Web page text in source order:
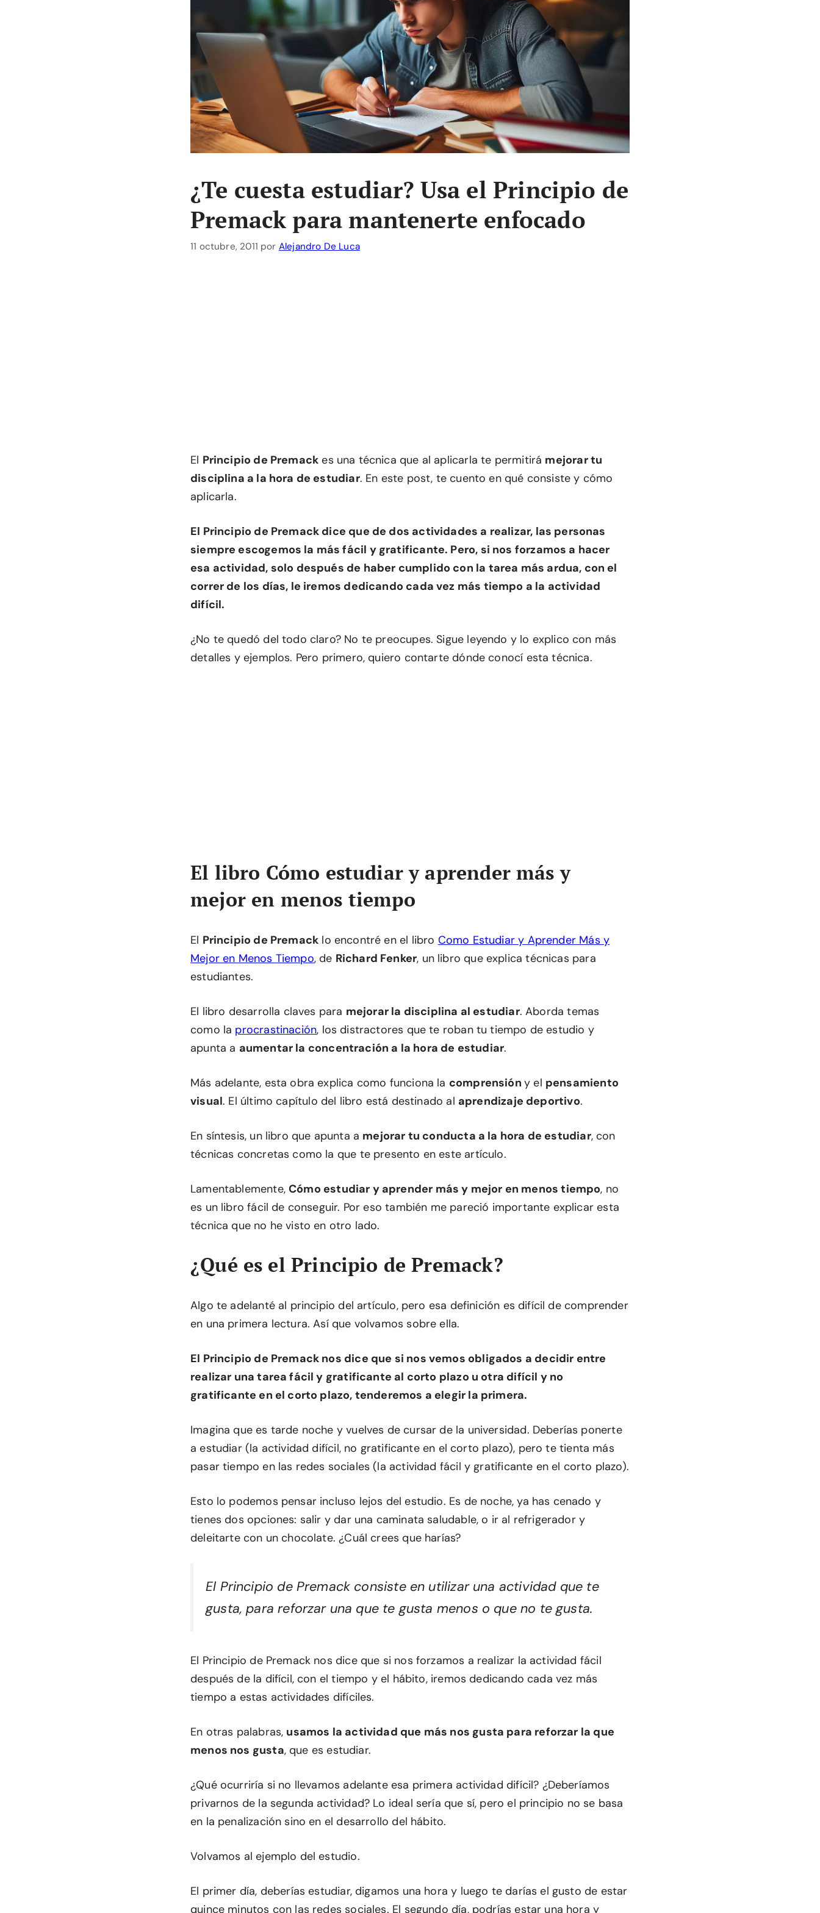
¿Te cuesta estudiar? Usa el Principio de
Premack para mantenerte enfocado
11 octubre, 2011 por Alejandro De Luca
El Principio de Premack es una técnica que al aplicarla te permitirá mejorar tu
disciplina a la hora de estudiar. En este post, te cuento en qué consiste y cómo
aplicarla.
El Principio de Premack dice que de dos actividades a realizar, las personas
siempre escogemos la más fácil y gratificante. Pero, si nos forzamos a hacer
esa actividad, solo después de haber cumplido con la tarea más ardua, con el
correr de los días, le iremos dedicando cada vez más tiempo a la actividad
difícil.
¿No te quedó del todo claro? No te preocupes. Sigue leyendo y lo explico con más
detalles y ejemplos. Pero primero, quiero contarte dónde conocí esta técnica.
El libro Cómo estudiar y aprender más y
mejor en menos tiempo
El Principio de Premack lo encontré en el libro Como Estudiar y Aprender Más y
Mejor en Menos Tiempo, de Richard Fenker, un libro que explica técnicas para
estudiantes.
El libro desarrolla claves para mejorar la disciplina al estudiar. Aborda temas
como la procrastinación, los distractores que te roban tu tiempo de estudio y
apunta a aumentar la concentración a la hora de estudiar.
Más adelante, esta obra explica como funciona la comprensión y el pensamiento
visual. El último capítulo del libro está destinado al aprendizaje deportivo.
En síntesis, un libro que apunta a mejorar tu conducta a la hora de estudiar, con
técnicas concretas como la que te presento en este artículo.
Lamentablemente,Cómo estudiar y aprender más y mejor en menos tiempo, no
es un libro fácil de conseguir. Por eso también me pareció importante explicar esta
técnica que no he visto en otro lado.
¿Qué es el Principio de Premack?
Algo te adelanté al principio del artículo, pero esa definición es difícil de comprender
en una primera lectura. Así que volvamos sobre ella.
El Principio de Premack nos dice que si nos vemos obligados a decidir entre
realizar una tarea fácil y gratificante al corto plazo u otra difícil y no
gratificante en el corto plazo, tenderemos a elegir la primera.
Imagina que es tarde noche y vuelves de cursar de la universidad. Deberías ponerte
a estudiar (la actividad difícil, no gratificante en el corto plazo), pero te tienta más
pasar tiempo en las redes sociales (la actividad fácil y gratificante en el corto plazo).
Esto lo podemos pensar incluso lejos del estudio. Es de noche, ya has cenado y
tienes dos opciones: salir y dar una caminata saludable, o ir al refrigerador y
deleitarte con un chocolate. ¿Cuál crees que harías?
El Principio de Premack consiste en utilizar una actividad que te
gusta, para reforzar una que te gusta menos o que no te gusta.
El Principio de Premack nos dice que si nos forzamos a realizar la actividad fácil
después de la difícil, con el tiempo y el hábito, iremos dedicando cada vez más
tiempo a estas actividades difíciles.
En otras palabras, usamos la actividad que más nos gusta para reforzar la que
menos nos gusta, que es estudiar.
¿Qué ocurriría si no llevamos adelante esa primera actividad difícil? ¿Deberíamos
privarnos de la segunda actividad? Lo ideal sería que sí, pero el principio no se basa
en la penalización sino en el desarrollo del hábito.
Volvamos al ejemplo del estudio.
El primer día, deberías estudiar, digamos una hora y luego te darías el gusto de estar
quince minutos con las redes sociales. El segundo día, podrías estar una hora y